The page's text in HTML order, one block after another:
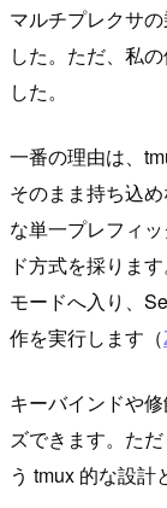
マルチプレクサ
した。ただ、私
した。
一番の理由は、
そのまま持ち込
な単一プレフィ
ド方式を採りま
モードへ入り、
作を実行します（
キーバインドや
ズできます。た
う tmux 的な設計